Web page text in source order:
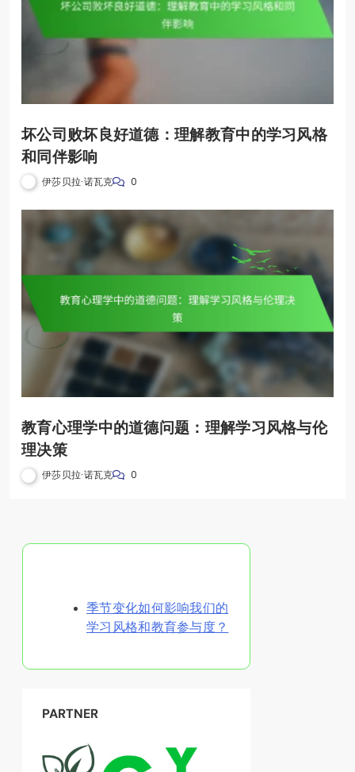
坏公司败坏良好道德：理解教育中的学习风格
和同伴影响
伊莎贝拉·诺瓦克 0
教育心理学中的道德问题：理解学习风格与伦
理决策
伊莎贝拉·诺瓦克 0
季节变化如何影响我们的
学习风格和教育参与度？
PARTNER